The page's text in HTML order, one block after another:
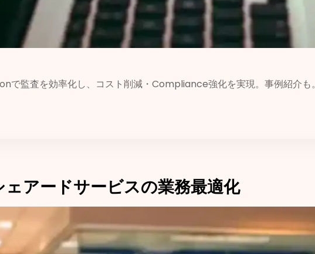
で監査を効率化し、コスト削減・Compliance強化を実現。事例紹介も。
アードサービスの業務最適化